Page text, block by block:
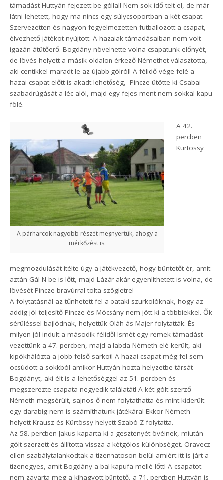
támadást Huttyán fejezett be góllal! Nem sok idő telt el, de már
látni lehetett, hogy ma nincs egy súlycsoportban a két csapat.
Szervezetten és nagyon fegyelmezetten futballozott a csapat,
élvezhető játékot nyújtott. A hazaiak támadásaiban nem volt
igazán átütőerő. Bogdány növelhette volna csapatunk előnyét,
de lövés helyett a másik oldalon érkező Némethet választotta,
aki centikkel maradt le az újabb gólról! A félidő vége felé a
hazai csapat előtt is akadt lehetőség, Pincze ütötte ki Csabai
szabadrúgását a léc alól, majd egy fejes ment nem sokkal kapu
fölé.
A párharcok nagyobb részét megnyertük, ahogy a
mérkőzést is.
A 42.
percben
Kürtössy
megmozdulását ítélte úgy a játékvezető, hogy büntetőt ér, amit
aztán Gál N be is lőtt, majd Lázár akár egyenlíthetett is volna, de
lövését Pincze bravúrral tolta szögletre!
A folytatásnál az tűnhetett fel a pataki szurkolóknak, hogy az
addig jól teljesítő Pincze és Mócsány nem jött ki a többiekkel. Ők
sérüléssel bajlódnak, helyettük Oláh ás Majer folytatták. És
milyen jól indult a második félidő! Ismét egy remek támadást
vezettünk a 47. percben, majd a labda Németh elé került, aki
kipókhálózta a jobb felső sarkot! A hazai csapat még fel sem
ocsúdott a sokkból amikor Huttyán hozta helyzetbe társát
Bogdányt, aki élt is a lehetőséggel az 51. percben és
megszerezte csapata negyedik találatát! A két gólt szerző
Németh megsérült, sajnos ő nem folytathatta és mint kiderült
egy darabig nem is számíthatunk játékára! Ekkor Németh
helyett Krausz és Kürtössy helyett Szabó Z folytatta.
Az 58. percben Jakus kaparta ki a gesztenyét övéinek, miután
gólt szerzett és állította vissza a kétgólos különbséget. Oravecz
ellen szabálytalankodtak a tizenhatoson belül amiért itt is járt a
tizenegyes, amit Bogdány a bal kapufa mellé lőtt! A csapatot
nem zavarta meg a kihagyott büntető, a 71. percben Huttyán is